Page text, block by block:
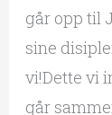
går opp til
sine
vi!Dette vi
går